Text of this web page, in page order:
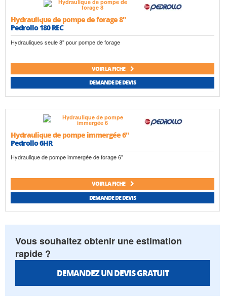
Hydraulique de pompe de forage 8"
Pedrollo 180 REC
Hydrauliques seule 8" pour pompe de forage
VOIR LA FICHE
DEMANDE DE DEVIS
Hydraulique de pompe immergée 6"
Pedrollo 6HR
Hydraulique de pompe immergée de forage 6"
VOIR LA FICHE
DEMANDE DE DEVIS
Vous souhaitez obtenir une estimation
rapide ?
DEMANDEZ UN DEVIS GRATUIT